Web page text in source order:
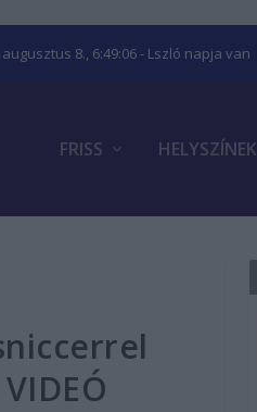
augusztus 8., 6:49:07- Lszló napja van
FRISS HELYSZÍNEK